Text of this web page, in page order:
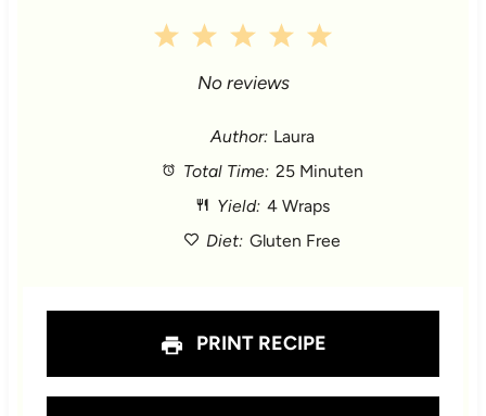
5
a
4
t
a
3
S
t
a
2
S
t
a
1
a
No reviews
Author: Laura
Total Time: 25 Minuten
Yield: 4 Wraps
Diet: Gluten Free
PRINT RECIPE